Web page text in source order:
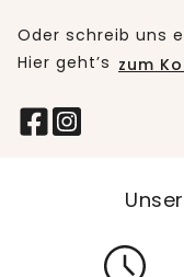
Oder schreib uns
Hier geht’s zum